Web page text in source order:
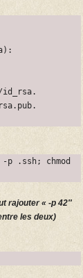
p .ssh; chmod
rajouter « -p 42″
les deux)